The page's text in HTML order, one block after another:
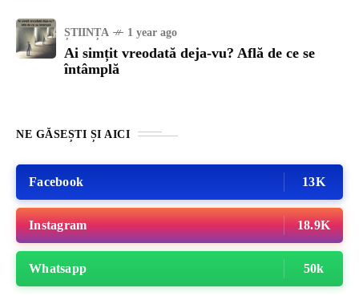
ȘTIINȚA 1 year ago
Ai simțit vreodată deja-vu? Află de ce se
întâmplă
NE GĂSEȘTI ȘI AICI
Facebook 13K
Instagram 18.9K
Whatsapp 50k